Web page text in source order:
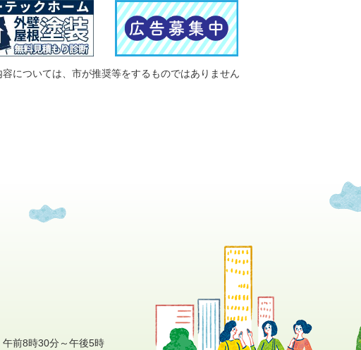
については、市が推奨等をするものではありません
午前8時30分～午後5時